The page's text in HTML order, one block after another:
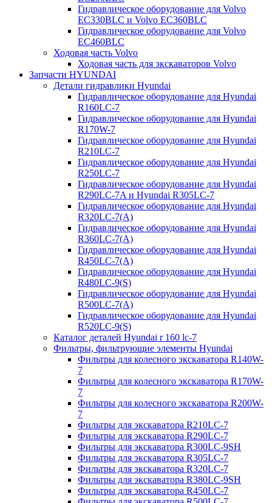
Гидравлическое оборудование для Volvo
EC330BLC и Volvo EC360BLC
Гидравлическое оборудование для Volvo
EC460BLC
Ходовая часть Volvo
Ходовая часть для экскаваторов Volvo
Запчасти HYUNDAI
Детали гидравлики Hyundai
Гидравлическое оборудование для Hyundai
R160LC-7
Гидравлическое оборудование для Hyundai
R170W-7
Гидравлическое оборудование для Hyundai
R210LC-7
Гидравлическое оборудование для Hyundai
R250LC-7
Гидравлическое оборудование для Hyundai
R290LC-7A и Hyundai R305LC-7
Гидравлическое оборудование для Hyundai
R320LC-7(A)
Гидравлическое оборудование для Hyundai
R360LC-7(A)
Гидравлическое оборудование для Hyundai
R450LC-7(A)
Гидравлическое оборудование для Hyundai
R480LC-9(S)
Гидравлическое оборудование для Hyundai
R500LC-7(A)
Гидравлическое оборудование для Hyundai
R520LC-9(S)
Каталог деталей Hyundai r 160 lc-7
Фильтры, фильтрующие элементы Hyundai
Фильтры для колесного экскаватора R140W-
7
Фильтры для колесного экскаватора R170W-
7
Фильтры для колесного экскаватора R200W-
7
Фильтры для экскаватора R210LC-7
Фильтры для экскаватора R290LC-7
Фильтры для экскаватора R300LC-9SH
Фильтры для экскаватора R305LC-7
Фильтры для экскаватора R320LC-7
Фильтры для экскаватора R380LC-9SH
Фильтры для экскаватора R450LC-7